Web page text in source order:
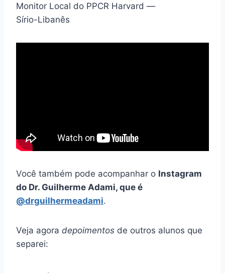
Monitor Local do PPCR Harvard —
Sírio-Libanês
Você também pode acompanhar o Instagram
do Dr. Guilherme Adami, que é
@drguilhermeadami.
Veja agora depoimentos de outros alunos que
separei: